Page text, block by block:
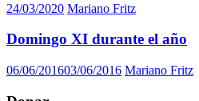
24/03/2020 Mariano Fritz
Domingo XI durante el año
06/06/201603/06/2016 Mariano Fritz